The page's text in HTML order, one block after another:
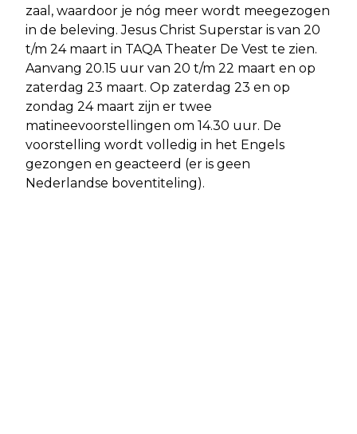
zaal, waardoor je nóg meer wordt meegezogen
in de beleving. Jesus Christ Superstar is van 20
t/m 24 maart in TAQA Theater De Vest te zien.
Aanvang 20.15 uur van 20 t/m 22 maart en op
zaterdag 23 maart. Op zaterdag 23 en op
zondag 24 maart zijn er twee
matineevoorstellingen om 14.30 uur. De
voorstelling wordt volledig in het Engels
gezongen en geacteerd (er is geen
Nederlandse boventiteling).